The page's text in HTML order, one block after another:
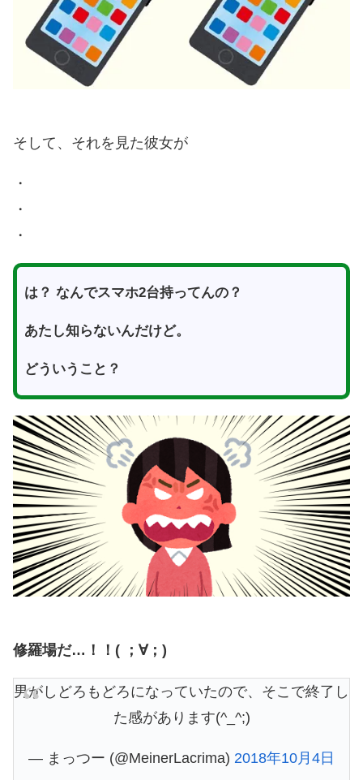
そして、それを見た彼女が
・
・
・
は？ なんでスマホ2台持ってんの？
あたし知らないんだけど。
どういうこと？
修羅場だ…！！( ；∀；)
男がしどろもどろになっていたので、そこで終了し
た感があります(^_^;)
— まっつー (@MeinerLacrima) 2018年10月4日